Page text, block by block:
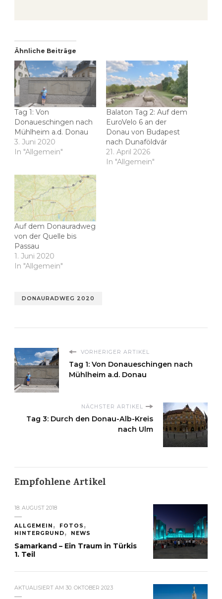
Ähnliche Beiträge
Tag 1: Von
Donaueschingen nach
Mühlheim a.d. Donau
3. Juni 2020
In "Allgemein"
Balaton Tag 2: Auf dem
EuroVelo 6 an der
Donau von Budapest
nach Dunaföldvár
21. April 2026
In "Allgemein"
Auf dem Donauradweg
von der Quelle bis
Passau
1. Juni 2020
In "Allgemein"
DONAURADWEG 2020
VORHERIGER ARTIKEL
Tag 1: Von Donaueschingen nach
Mühlheim a.d. Donau
NÄCHSTER ARTIKEL
Tag 3: Durch den Donau-Alb-Kreis
nach Ulm
Empfohlene Artikel
18. AUGUST 2018
ALLGEMEIN
FOTOS
HINTERGRUND
NEWS
Samarkand – Ein Traum in Türkis
1. Teil
AKTUALISIERT AM 30. OKTOBER 2023